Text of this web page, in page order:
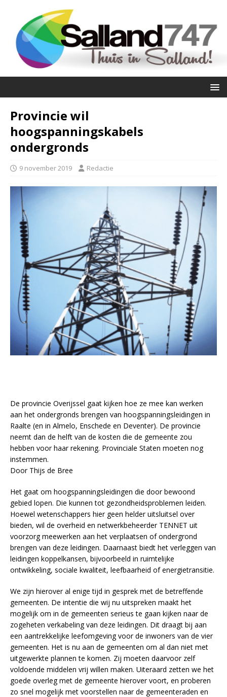
Provincie wil
hoogspanningskabels
ondergronds
9 november 2019 Redactie
De provincie Overijssel gaat kijken hoe ze mee kan werken
aan het ondergronds brengen van hoogspanningsleidingen in
Raalte (en in Almelo, Enschede en Deventer). De provincie
neemt dan de helft van de kosten die de gemeente zou
hebben voor haar rekening. Provinciale Staten moeten nog
instemmen.
Door Thijs de Bree
Het gaat om hoogspanningsleidingen die door bewoond
gebied lopen. Die kunnen tot gezondheidsproblemen leiden.
Hoewel wetenschappers hier geen helder uitsluitsel over
bieden, wil de overheid en netwerkbeheerder TENNET uit
voorzorg meewerken aan het verplaatsen of ondergrond
brengen van deze leidingen. Daarnaast biedt het verleggen van
leidingen koppelkansen, bijvoorbeeld in ruimtelijke
ontwikkeling, sociale kwaliteit, leefbaarheid of energietransitie.
We zijn hierover al enige tijd in gesprek met de betreffende
gemeenten. De intentie die wij nu uitspreken maakt het
mogelijk om in de gemeenten serieus te gaan kijken naar de
zogeheten verkabeling van deze leidingen. Dit draagt bij aan
een aantrekkelijke leefomgeving voor de inwoners van de vier
gemeenten. Het is nu aan de gemeenten om al dan niet met
uitgewerkte plannen te komen. Zij moeten daarvoor zelf
voldoende middelen vrij willen maken. Uiteraard zetten we het
goede overleg met de gemeente hierover voort, en proberen
zo snel mogelijk met voorstellen naar de gemeenteraden en